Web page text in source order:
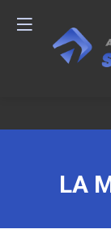
LA